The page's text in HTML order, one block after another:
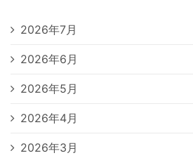
2026年7月
2026年6月
2026年5月
2026年4月
2026年3月